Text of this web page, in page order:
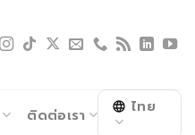
ติดต่อเรา ไทย